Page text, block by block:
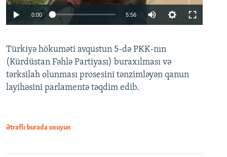
Auto 240p 360p 480p
720p 1080p
0:00 5:56
360p
480p
Türkiyə hökuməti avqustun 5-də PKK-nın
(Kürdüstan Fəhlə Partiyası) buraxılması və
tərksilah olunması prosesini tənzimləyən qanun
layihəsini parlamentə təqdim edib.
Ətraflı burada oxuyun